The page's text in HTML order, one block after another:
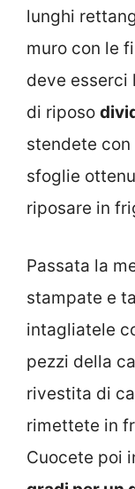
lunghi
muro con le
deve esserci
di riposo
stendete
sfoglie
riposare in
Passata la
stampate e
intagliatele
pezzi della
rivestita di
rimettete in
Cuocete poi